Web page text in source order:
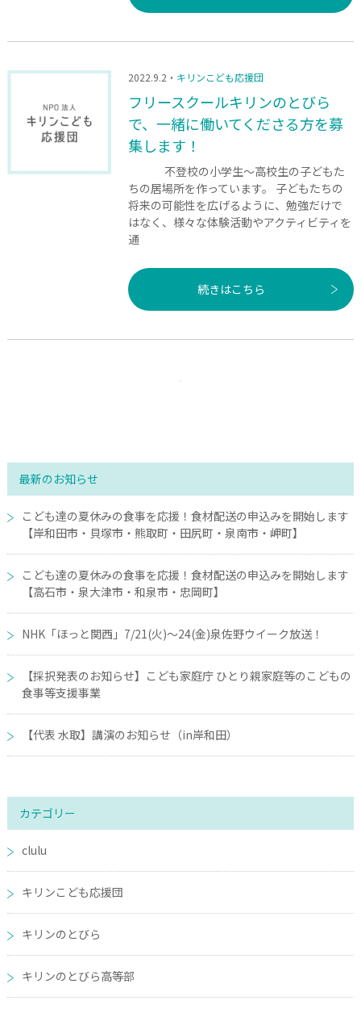
2022.9.2・ キリンこども応援団
フリースクールキリンのとびら
で、一緒に働いてくださる方を募
集します！
不登校の小学生～高校生の子どもた
ちの居場所を作っています。 子どもたちの
将来の可能性を広げるように、勉強だけで
はなく、様々な体験活動やアクティビティを
通
続きはこちら
最新のお知らせ
こども達の夏休みの食事を応援！食材配送の申込みを開始します
【岸和田市・貝塚市・熊取町・田尻町・泉南市・岬町】
こども達の夏休みの食事を応援！食材配送の申込みを開始します
【高石市・泉大津市・和泉市・忠岡町】
NHK「ほっと関西」7/21(火)～24(金)泉佐野ウイーク放送！
【採択発表のお知らせ】こども家庭庁 ひとり親家庭等のこどもの
食事等支援事業
【代表 水取】講演のお知らせ（in岸和田）
カテゴリー
clulu
キリンこども応援団
キリンのとびら
キリンのとびら高等部